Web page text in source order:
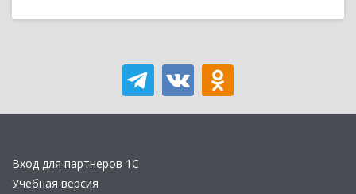
Вход для партнеров 1С
Учебная версия